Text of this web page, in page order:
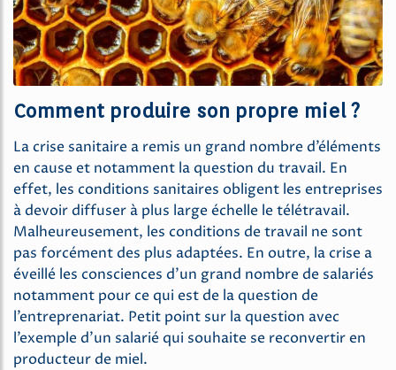
Comment produire son propre miel ?
La crise sanitaire a remis un grand nombre d’éléments
en cause et notamment la question du travail. En
effet, les conditions sanitaires obligent les entreprises
à devoir diffuser à plus large échelle le télétravail.
Malheureusement, les conditions de travail ne sont
pas forcément des plus adaptées. En outre, la crise a
éveillé les consciences d’un grand nombre de salariés
notamment pour ce qui est de la question de
l’entreprenariat. Petit point sur la question avec
l’exemple d’un salarié qui souhaite se reconvertir en
producteur de miel.